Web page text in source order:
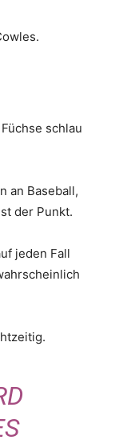
schlau
an Baseball,
der Punkt.
jeden Fall